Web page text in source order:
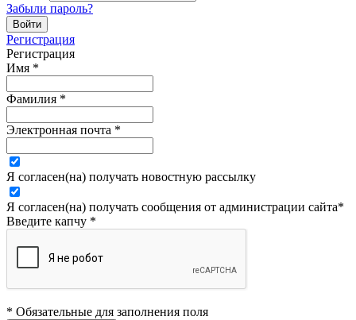
Забыли пароль?
Регистрация
Регистрация
Имя *
Фамилия *
Электронная почта *
Я согласен(на) получать новостную рассылку
Я согласен(на) получать сообщения от администрации сайта*
Введите капчу *
* Обязательные для заполнения поля